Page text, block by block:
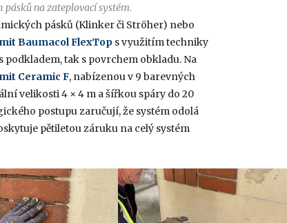
pásků na zateplovací systém.
pásků (Klinker či Ströher) nebo
Baumacol FlexTops využitím techniky
tak s povrchem obkladu. Na
Ceramic F, nabízenou v 9 barevných
velikosti 4 × 4 m a šířkou spáry do 20
postupu zaručují, že systém odolá
pětiletou záruku na celý systém